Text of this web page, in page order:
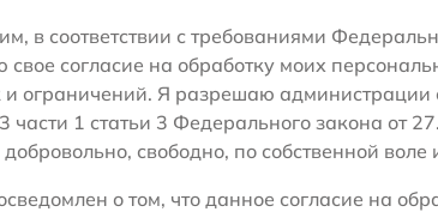
в соответствии с требованиями
согласие на обработку моих
и ограничений. Я разрешаю
части 1 статьи 3 Федерального закона
добровольно, свободно, по собственной воле
о том, что данное согласие на